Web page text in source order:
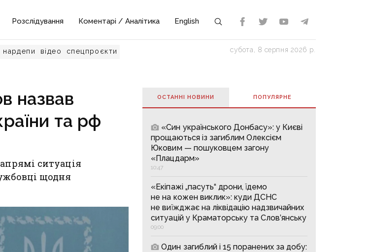
Розслідування Коментарі / Аналітика English
нардепи відео спецпроєкти субота, 8 серпня 2026 р.
назвав
та рф
ситуація
щодня
ОСТАННІ НОВИНИ ПОПУЛЯРНE
«Син українського Донбасу»: у Києві
прощаються із загиблим Олексієм
Юковим — пошуковцем загону
«Плацдарм»
10:47
«Екіпажі „пасуть“ дрони, їдемо
не на кожен виклик»: куди ДСНС
не виїжджає на ліквідацію надзвичайних
ситуацій у Краматорську та Слов’янську
09:00
Один загиблий і 15 поранених за добу: